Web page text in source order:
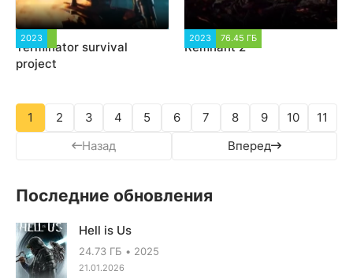
2023
Terminator survival
project
2023 76.45 ГБ
Remnant 2
Назад
1 2 3 4 5 6 7 8 9 10
11
Вперед
Последние обновления
Hell is Us
24.73 ГБ 2025
21.01.2026